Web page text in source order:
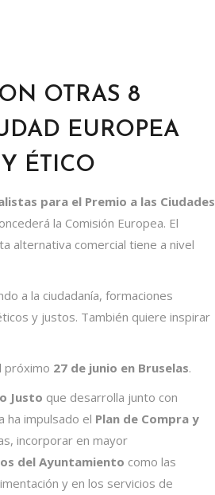
OTRAS 8
EUROPEA
ÉTICO
para el Premio a las Ciudades
la Comisión Europea. El
alternativa comercial tiene a nivel
a la ciudadanía, formaciones
y justos. También quiere inspirar
próximo 27 de junio en Bruselas.
Justo que desarrolla junto con
ha impulsado el Plan de Compra y
incorporar en mayor
del Ayuntamiento como las
y en los servicios de